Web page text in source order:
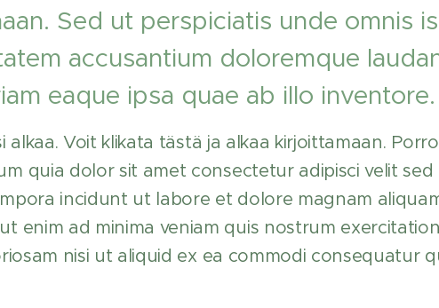
Sed ut perspiciatis unde omnis
accusantium doloremque
eaque ipsa quae ab illo inventore.
alkaa. Voit klikata tästä ja alkaa kirjoittamaan.
quia dolor sit amet consectetur adipisci velit
incidunt ut labore et dolore magnam
enim ad minima veniam quis nostrum
nisi ut aliquid ex ea commodi consequatur